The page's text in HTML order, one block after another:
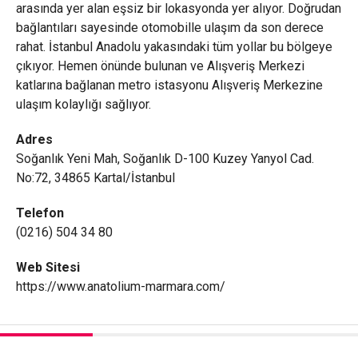
arasında yer alan eşsiz bir lokasyonda yer alıyor. Doğrudan
bağlantıları sayesinde otomobille ulaşım da son derece
rahat. İstanbul Anadolu yakasındaki tüm yollar bu bölgeye
çıkıyor. Hemen önünde bulunan ve Alışveriş Merkezi
katlarına bağlanan metro istasyonu Alışveriş Merkezine
ulaşım kolaylığı sağlıyor.
Adres
Soğanlık Yeni Mah, Soğanlık D-100 Kuzey Yanyol Cad.
No:72, 34865 Kartal/İstanbul
Telefon
(0216) 504 34 80
Web Sitesi
https://www.anatolium-marmara.com/